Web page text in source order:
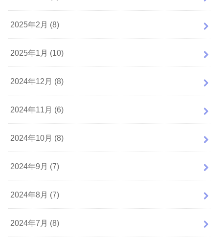
2025年2月 (8)
2025年1月 (10)
2024年12月 (8)
2024年11月 (6)
2024年10月 (8)
2024年9月 (7)
2024年8月 (7)
2024年7月 (8)